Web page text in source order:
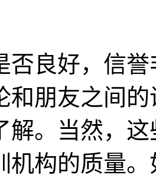
否良好，信
和朋友之间
解。当然，
机构的质量